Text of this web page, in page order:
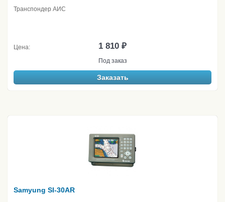
Транспондер АИС
Цена: 1 810 ₽
Под заказ
Заказать
Samyung SI-30AR